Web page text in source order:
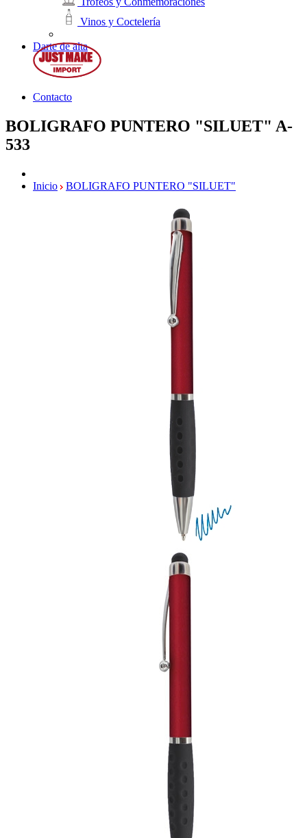
Vinos y Coctelería
Darte de alta
Contacto
BOLIGRAFO PUNTERO "SILUET" A-
533
Inicio BOLIGRAFO PUNTERO "SILUET"